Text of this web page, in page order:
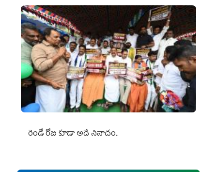
రెండో రోజు కూడా అదే నినాదం..